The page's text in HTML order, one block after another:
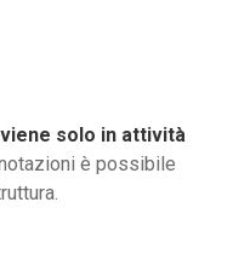
solo in attività
è possibile